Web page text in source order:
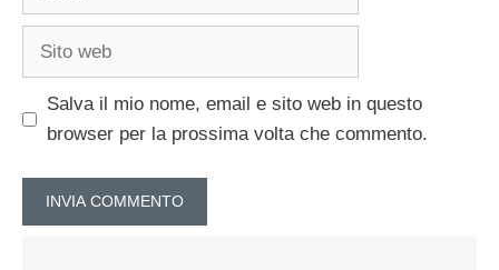
Sito
Salva il mio nome, email e sito web in questo
browser per la prossima volta che commento.